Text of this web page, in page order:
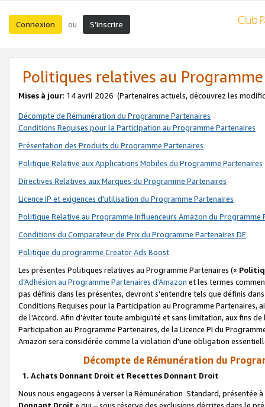
Connexion ou S’inscrire
Politiques relatives au
Mises à jour: 14 avril 2026 (Partenaires actuels, découvrez les
Décompte de Rémunération du Programme Partenaires
Conditions Requises pour la Participation au Programme Partenaires
Présentation des Produits du Programme Partenaires
Politique Relative aux Applications Mobiles du Programme Partenaires
Directives Relatives aux Marques du Programme Partenaires
Licence IP et exigences d'utilisation du Programme Partenaires
Politique Relative au Programme Influenceurs Amazon du Programme
Conditions du Comparateur de Prix du Programme Partenaires DE
Politique du programme Creator Ads Boost
Les présentes Politiques relatives au Programme Partenaires («
d’Adhésion au Programme Partenaires d'Amazon et les termes
pas définis dans les présentes, devront s'entendre tels que définis
Conditions Requises pour la Participation au Programme Partenaires,
de l'Accord. Afin d’éviter toute ambiguïté et sans limitation, aux fins
Participation au Programme Partenaires, de la Licence PI du
Amazon sera considérée comme la violation d’une obligation
Décompte de Rémunération du
1. Achats Donnant Droit et Recettes Donnant Droit
Nous nous engageons à verser la Rémunération Standard, présentée
Donnant Droit » qui – sous réserve des exclusions décrites dans le